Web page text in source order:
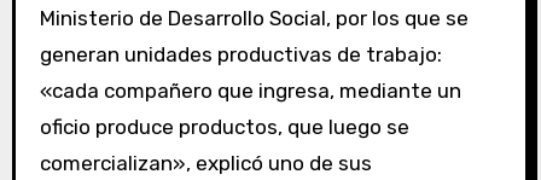
Ministerio de Desarrollo Social, por los que se
generan unidades productivas de trabajo:
«cada compañero que ingresa, mediante un
oficio produce productos, que luego se
comercializan», explicó uno de sus